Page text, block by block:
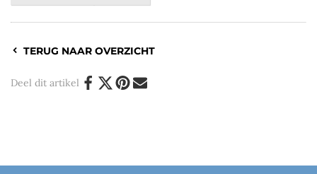
TERUG NAAR OVERZICHT
Deel dit artikel